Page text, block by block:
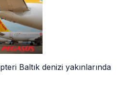
Baltık denizi yakınlarında